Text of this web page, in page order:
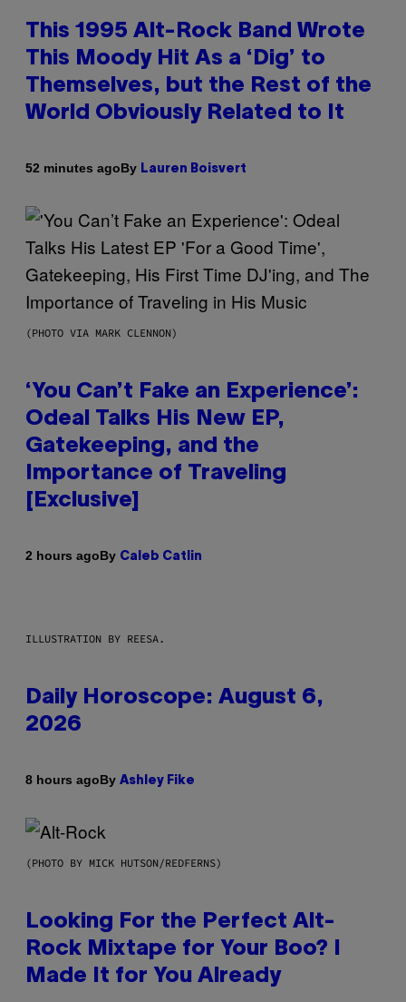
This 1995 Alt-Rock Band Wrote
This Moody Hit As a ‘Dig’ to
Themselves, but the Rest of the
World Obviously Related to It
52 minutes agoBy Lauren Boisvert
(PHOTO VIA MARK CLENNON)
‘You Can’t Fake an Experience’:
Odeal Talks His New EP,
Gatekeeping, and the
Importance of Traveling
[Exclusive]
2 hours agoBy Caleb Catlin
ILLUSTRATION BY REESA.
Daily Horoscope: August 6,
2026
8 hours agoBy Ashley Fike
(PHOTO BY MICK HUTSON/REDFERNS)
Looking For the Perfect Alt-
Rock Mixtape for Your Boo? I
Made It for You Already